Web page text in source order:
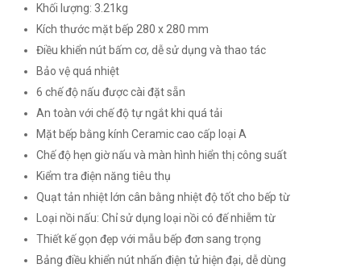
Khối lượng: 3.21kg
Kích thước mặt bếp 280 x 280 mm
Điều khiển nút bấm cơ, dễ sử dụng và thao tác
Bảo vệ quá nhiệt
6 chế độ nấu được cài đặt sẵn
An toàn với chế độ tự ngắt khi quá tải
Mặt bếp bằng kính Ceramic cao cấp loại A
Chế độ hẹn giờ nấu và màn hình hiển thị công suất
Kiểm tra điện năng tiêu thụ
Quạt tản nhiệt lớn cân bằng nhiệt độ tốt cho bếp từ
Loại nồi nấu: Chỉ sử dụng loại nồi có đế nhiễm từ
Thiết kế gọn đẹp với mẫu bếp đơn sang trọng
Bảng điều khiển nút nhấn điện tử hiện đại, dễ dùng